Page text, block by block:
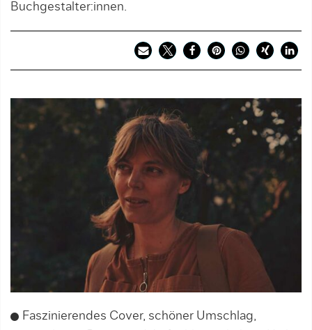
Buchgestalter:innen.
Faszinierendes Cover, schöner Umschlag,